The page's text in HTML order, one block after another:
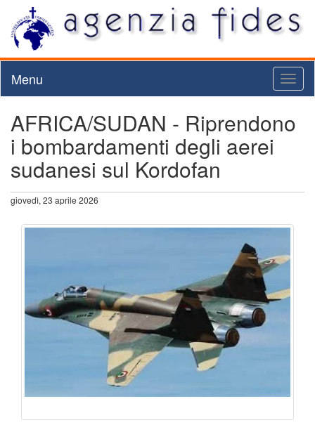
Menu
AFRICA/SUDAN - Riprendono
i bombardamenti degli aerei
sudanesi sul Kordofan
giovedì, 23 aprile 2026